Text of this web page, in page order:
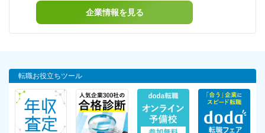
企業情報を見る
転職お役立ちツール